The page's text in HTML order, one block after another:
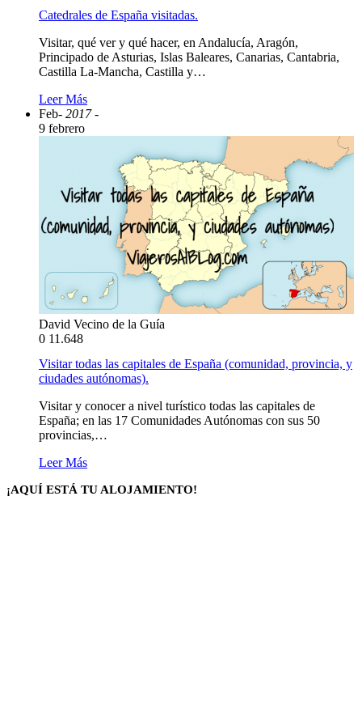
Catedrales de España visitadas.
Visitar, qué ver y qué hacer, en Andalucía, Aragón,
Principado de Asturias, Islas Baleares, Canarias, Cantabria,
Castilla La-Mancha, Castilla y…
Leer Más
Feb- 2017 -
9 febrero
David Vecino de la Guía
0 11.648
Visitar todas las capitales de España (comunidad, provincia, y
ciudades autónomas).
Visitar y conocer a nivel turístico todas las capitales de
España; en las 17 Comunidades Autónomas con sus 50
provincias,…
Leer Más
¡AQUÍ ESTÁ TU ALOJAMIENTO!